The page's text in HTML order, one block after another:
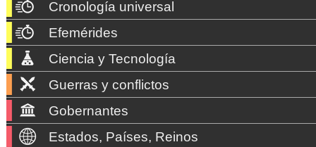
Cronología universal
Efemérides
Ciencia y Tecnología
Guerras y conflictos
Gobernantes
Estados, Países, Reinos